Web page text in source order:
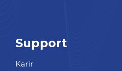
Support
Karir